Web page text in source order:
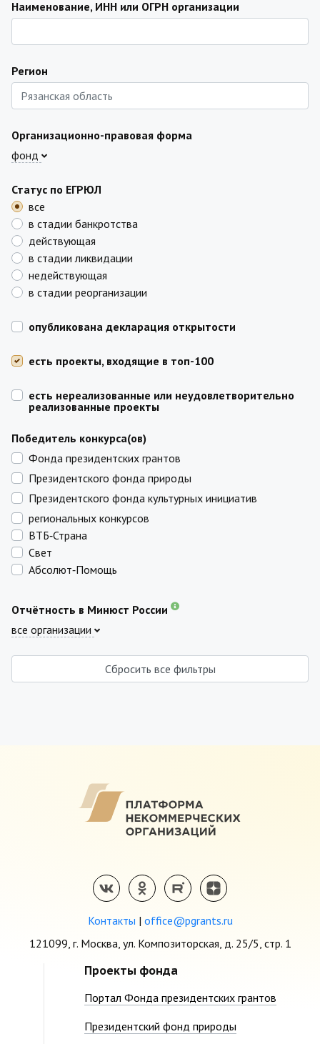
Наименование, ИНН или ОГРН организации
Регион
Организационно-правовая форма
фонд
Статус по ЕГРЮЛ
все
в стадии банкротства
действующая
в стадии ликвидации
недействующая
в стадии реорганизации
опубликована декларация открытости
есть проекты, входящие в топ-100
есть нереализованные или неудовлетворительно
реализованные проекты
Победитель конкурса(ов)
Фонда президентских грантов
Президентского фонда природы
Президентского фонда культурных инициатив
региональных конкурсов
ВТБ‑Страна
Свет
Абсолют‑Помощь
Отчётность в Минюст России
все организации
Сбросить все фильтры
Контакты | office@pgrants.ru
121099, г. Москва, ул. Композиторская, д. 25/5, стр. 1
Проекты фонда
Портал Фонда президентских грантов
Президентский фонд природы